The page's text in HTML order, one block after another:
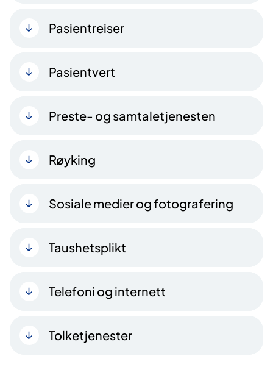
Pasientreiser
Pasientvert
Preste- og samtaletjenesten
Røyking
Sosiale medier og fotografering
Taushetsplikt
Telefoni og internett
Tolketjenester